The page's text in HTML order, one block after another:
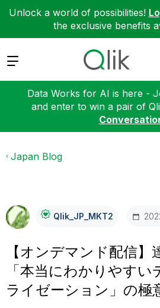
Unlock a world of possibilities!
the exclusive benefits
Expand
Data Works for AI is here -
and enter to win a pair of
Japan Blog
Qlik_JP_MKT2
【オンデマンド配信】
「本当にわかりやす
ライゼーション」の極